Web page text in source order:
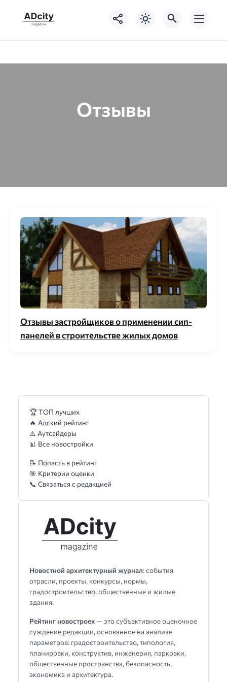
Отзывы
Отзывы застройщиков о применении сип-
панелей в строительстве жилых домов
Новостной архитектурный журнал: события
отрасли, проекты, конкурсы, нормы,
градостроительство, общественные и жилые
здания.
Рейтинг новостроек — это субъективное оценочное
суждение редакции, основанное на анализе
параметров: градостроительство, типология,
планировки, конструктив, инженерия, парковки,
общественные пространства, безопасность,
экономика и архитектура.
🏆 ТОП лучших
🔥 Адский рейтинг
⚠️ Аутсайдеры
📊 Все новостройки
📝 Попасть в рейтинг
🎯 Критерии оценки
📞 Связаться с редакцией